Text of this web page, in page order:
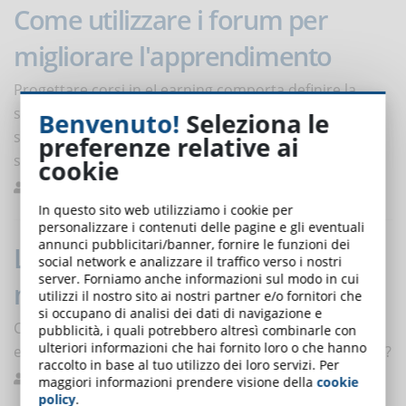
Come utilizzare i forum per
migliorare l'apprendimento
Progettare corsi in eLearning comporta definire la
struttura delle lezioni e l’ordine dei contenuti. I forum
sono essenziali per moltiplicare l’effetto
sull’apprendimento degli utenti
L'uso delle chatbot
nell'eLearning
Cosa sono le chatbot che usano l’intelligenza artificiale
e in che modo possono essere utilizzate nell’eLearning?
Ferrario Formazione 0
Benvenuto! Seleziona le
preferenze relative ai
cookie
In questo sito web utilizziamo i cookie per
personalizzare i contenuti delle pagine e gli eventuali
annunci pubblicitari/banner, fornire le funzioni dei
social network e analizzare il traffico verso i nostri
server. Forniamo anche informazioni sul modo in cui
utilizzi il nostro sito ai nostri partner e/o fornitori che
si occupano di analisi dei dati di navigazione e
pubblicità, i quali potrebbero altresì combinarle con
ulteriori informazioni che hai fornito loro o che hanno
raccolto in base al tuo utilizzo dei loro servizi. Per
maggiori informazioni prendere visione dellacookie
policy.